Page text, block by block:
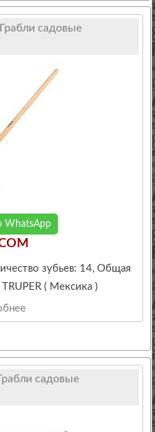
садовые
WhatsApp
зубьев: 14, Общая
( Мексика )
садовые